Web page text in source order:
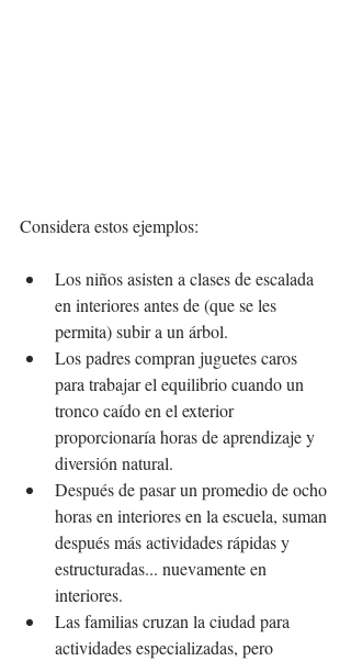
Considera estos ejemplos:
Los niños asisten a clases de escalada
en interiores antes de (que se les
permita) subir a un árbol.
Los padres compran juguetes caros
para trabajar el equilibrio cuando un
tronco caído en el exterior
proporcionaría horas de aprendizaje y
diversión natural.
Después de pasar un promedio de ocho
horas en interiores en la escuela, suman
después más actividades rápidas y
estructuradas... nuevamente en
interiores.
Las familias cruzan la ciudad para
actividades especializadas, pero